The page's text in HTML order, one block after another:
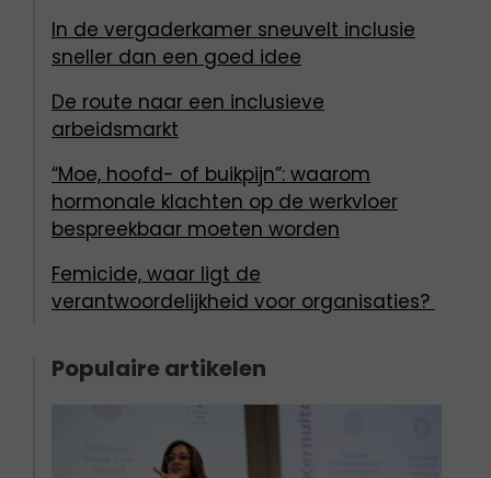
In de vergaderkamer sneuvelt inclusie
sneller dan een goed idee
De route naar een inclusieve
arbeidsmarkt
“Moe, hoofd- of buikpijn”: waarom
hormonale klachten op de werkvloer
bespreekbaar moeten worden
Femicide, waar ligt de
verantwoordelijkheid voor organisaties?
Populaire artikelen